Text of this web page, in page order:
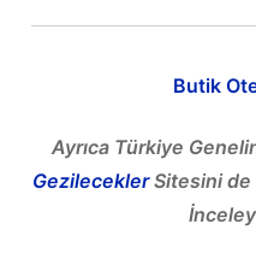
Butik
Ayrıca Türkiye
GezileceklerSitesini de